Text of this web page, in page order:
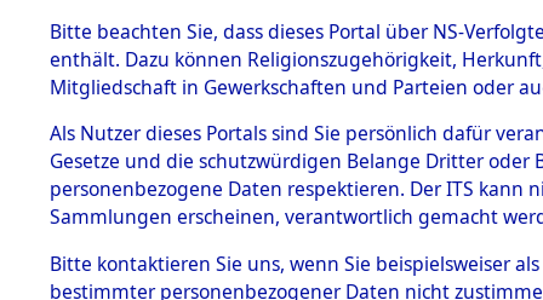
BESTÄNDE
1.
mente
5. Verschiedenes
5.3
Todesmärsche
5.3.1 Alliierte
Erhebungen
zu
→0119
Bitte beachten Sie, dass dieses Portal über NS-
enthält. Dazu können Religionszugehörigkeit,
Mitgliedschaft in Gewerkschaften und Parteien oder
Als Nutzer dieses Portals sind Sie persönlich dafür
Gesetze und die schutzwürdigen Belange Dritter
personenbezogene Daten respektieren. Der ITS
Sammlungen erscheinen, verantwortlich gemacht
Bitte kontaktieren Sie uns, wenn Sie beispielsweiser
bestimmter personenbezogener Daten nicht